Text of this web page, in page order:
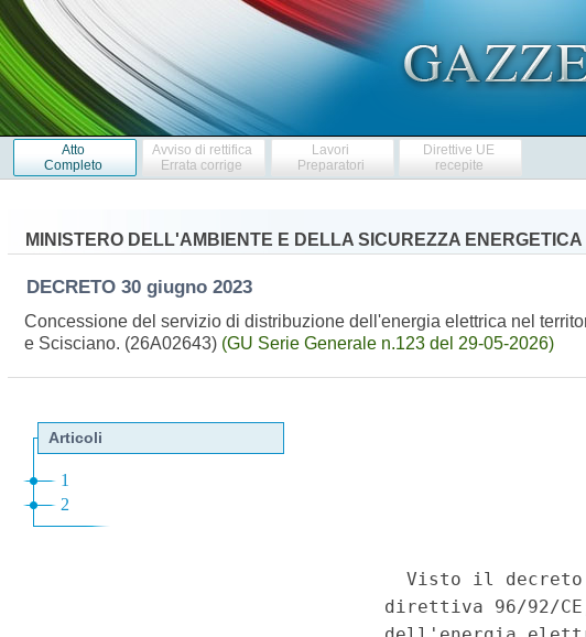
Atto
Completo
Avviso di rettifica
Errata corrige
Lavori
Preparatori
Direttive UE
recepite
MINISTERO DELL'AMBIENTE E DELLA SICUREZZA ENERGETICA
DECRETO 30 giugno 2023
Concessione del servizio di distribuzione dell'energia elettrica nel
e Scisciano. (26A02643) (GU Serie Generale n.123 del 29-05-2026)